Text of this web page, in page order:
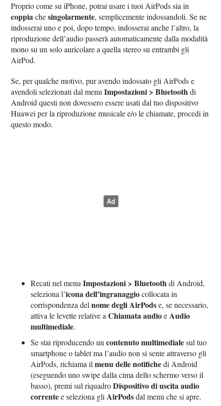
Proprio come su iPhone, potrai usare i tuoi AirPods sia in
coppiachesingolarmente, semplicemente indossandoli. Se ne
indosserai uno e poi, dopo tempo, indosserai anche l’altro, la
riproduzione dell’audio passerà automaticamente dalla modalità
mono su un solo auricolare a quella stereo su entrambi gli
AirPod.
Se, per qualche motivo, pur avendo indossato gli AirPods e
avendoli selezionati dal menuImpostazioni > Bluetoothdi
Android questi non dovessero essere usati dal tuo dispositivo
Huawei per la riproduzione musicale e/o le chiamate, procedi in
questo modo.
Recati nel menuImpostazioni > Bluetoothdi Android,
seleziona l’icona dell’ingranaggiocollocata in
corrispondenza delnome degli AirPodse, se necessario,
attiva le levette relative aChiamata audioe Audio
multimediale.
Se stai riproducendo uncontenuto multimedialesul tuo
smartphone o tablet ma l’audio non si sente attraverso gli
AirPods, richiama ilmenu delle notifichedi Android
(eseguendo uno swipe dalla cima dello schermo verso il
basso), premi sul riquadroDispositivo di uscita audio
correntee seleziona gli AirPodsdal menu che si apre.